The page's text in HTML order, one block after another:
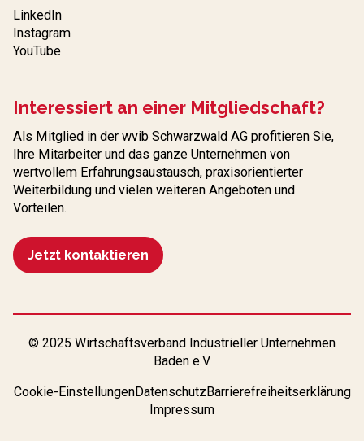
LinkedIn
Instagram
YouTube
Interessiert an einer Mitgliedschaft?
Als Mitglied in der wvib Schwarzwald AG profitieren Sie,
Ihre Mitarbeiter und das ganze Unternehmen von
wertvollem Erfahrungs­austausch, praxisorientierter
Weiterbildung und vielen weiteren Angeboten und
Vorteilen.
Jetzt kontaktieren
© 2025 Wirtschaftsverband Industrieller Unternehmen
Baden e.V.
Cookie-EinstellungenDatenschutz Barrierefreiheitserklärung
Impressum